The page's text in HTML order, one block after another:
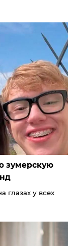
зумерскую
глазах у всех